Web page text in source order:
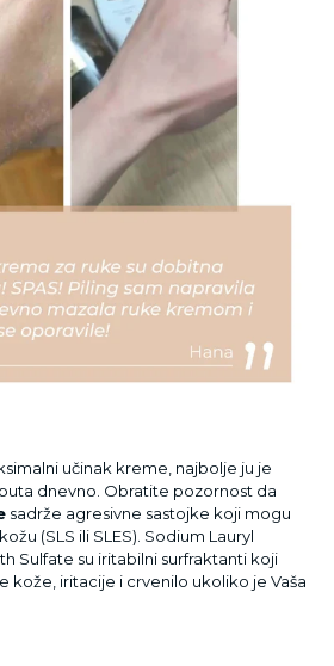
učinak kreme, najbolje ju je
dnevno. Obratite pozornost da
sadrže agresivne sastojke koji mogu
(SLS ili SLES). Sodium Lauryl
Sulfate su iritabilni surfraktanti koji
kože, iritacije i crvenilo ukoliko je Vaša